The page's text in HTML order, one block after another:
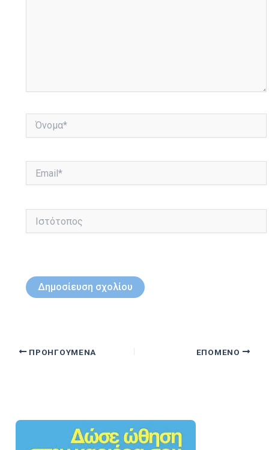
Όνομα*
ΠΡΟΗΓΟΎΜΕΝΑ ΕΠΌΜΕΝΟ